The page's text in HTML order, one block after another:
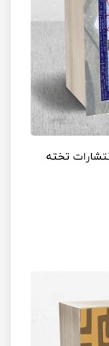
تخته